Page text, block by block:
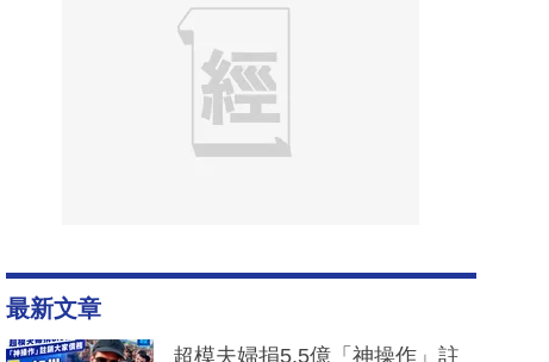
最新文章
超模夫婦捐5.5億「神操作」註